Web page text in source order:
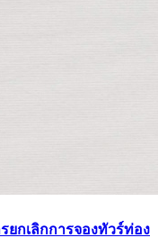
ยกเลิกการจองทัวร์ท่อง